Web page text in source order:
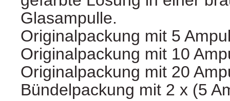
Glasampulle.
Originalpackung mit 5
Originalpackung mit 10
Originalpackung mit 20
Bündelpackung mit 2 x (5